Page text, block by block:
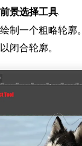
前景选择工具.
制一个粗略轮廓。
闭合轮廓。